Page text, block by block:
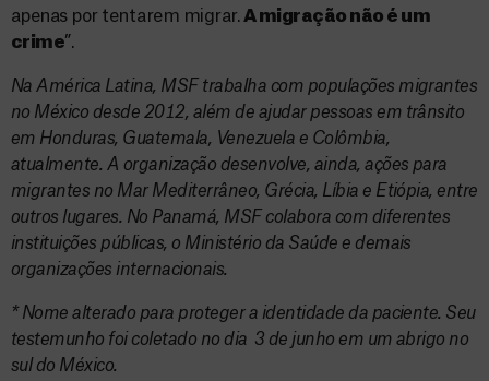
apenas por tentarem migrar. A migração não é um
crime”.
Na América Latina, MSF trabalha com populações migrantes
no México desde 2012, além de ajudar pessoas em trânsito
em Honduras, Guatemala, Venezuela e Colômbia,
atualmente. A organização desenvolve, ainda, ações para
migrantes no Mar Mediterrâneo, Grécia, Líbia e Etiópia, entre
outros lugares. No Panamá, MSF colabora com diferentes
instituições públicas, o Ministério da Saúde e demais
organizações internacionais.
* Nome alterado para proteger a identidade da paciente. Seu
testemunho foi coletado no dia 3 de junho em um abrigo no
sul do México.